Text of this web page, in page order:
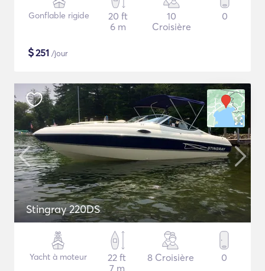
Gonflable rigide
20 ft
6 m
10
Croisière
0
$251 /jour
Stingray 220DS
Yacht à moteur
22 ft
7 m
8 Croisière 0